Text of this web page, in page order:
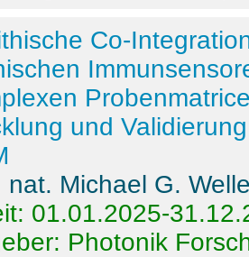
Co-
und
nat. Michael G.
01.01.2025-
Photonik